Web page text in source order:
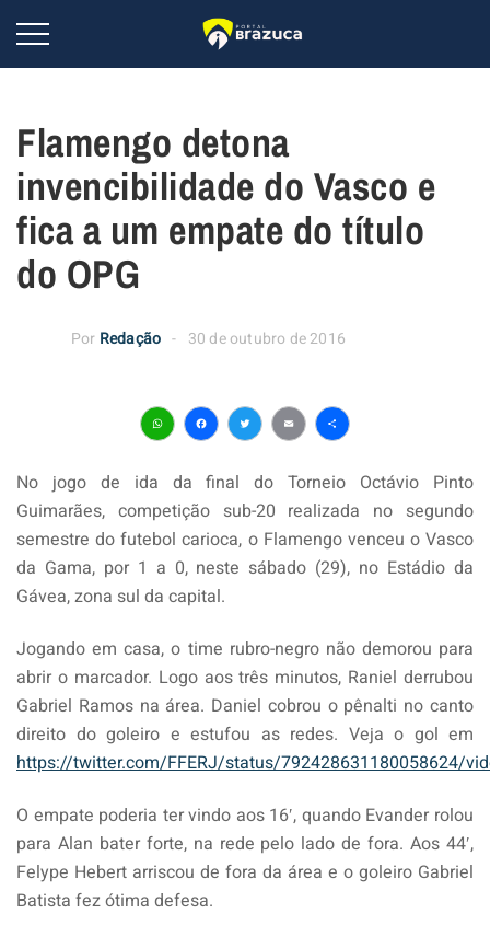
Flamengo detona
invencibilidade do Vasco e
fica a um empate do título
do OPG
Por Redação 30 de outubro de 2016
WhatsApp
Facebook
Twitter
EmailShare
No jogo de ida da final do Torneio Octávio Pinto
Guimarães, competição sub-20 realizada no segundo
semestre do futebol carioca, o Flamengo venceu o Vasco
da Gama, por 1 a 0, neste sábado (29), no Estádio da
Gávea, zona sul da capital.
Jogando em casa, o time rubro-negro não demorou para
abrir o marcador. Logo aos três minutos, Raniel derrubou
Gabriel Ramos na área. Daniel cobrou o pênalti no canto
direito do goleiro e estufou as redes. Veja o gol em
https://twitter.com/FFERJ/status/792428631180058624/
O empate poderia ter vindo aos 16′, quando Evander rolou
para Alan bater forte, na rede pelo lado de fora. Aos 44′,
Felype Hebert arriscou de fora da área e o goleiro Gabriel
Batista fez ótima defesa.